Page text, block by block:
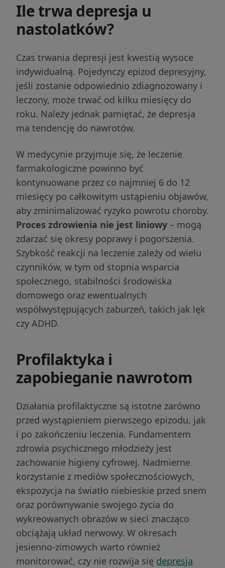
Ile trwa depresja u
nastolatków?
Czas trwania depresji jest kwestią wysoce
indywidualną. Pojedynczy epizod depresyjny,
jeśli zostanie odpowiednio zdiagnozowany i
leczony, może trwać od kilku miesięcy do
roku. Należy jednak pamiętać, że depresja
ma tendencję do nawrotów.
W medycynie przyjmuje się, że leczenie
farmakologiczne powinno być
kontynuowane przez co najmniej 6 do 12
miesięcy po całkowitym ustąpieniu objawów,
aby zminimalizować ryzyko powrotu choroby.
Proces zdrowienia nie jest liniowy – mogą
zdarzać się okresy poprawy i pogorszenia.
Szybkość reakcji na leczenie zależy od wielu
czynników, w tym od stopnia wsparcia
społecznego, stabilności środowiska
domowego oraz ewentualnych
współwystępujących zaburzeń, takich jak lęk
czy ADHD.
Profilaktyka i
zapobieganie nawrotom
Działania profilaktyczne są istotne zarówno
przed wystąpieniem pierwszego epizodu, jak
i po zakończeniu leczenia. Fundamentem
zdrowia psychicznego młodzieży jest
zachowanie higieny cyfrowej. Nadmierne
korzystanie z mediów społecznościowych,
ekspozycja na światło niebieskie przed snem
oraz porównywanie swojego życia do
wykreowanych obrazów w sieci znacząco
obciążają układ nerwowy. W okresach
jesienno-zimowych warto również
monitorować, czy nie rozwija się depresja